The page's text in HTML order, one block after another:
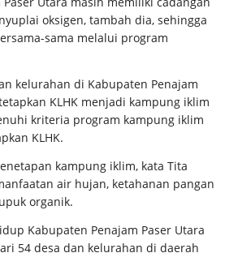
oksigen, tambah dia, sehingga
sama melalui program
kelurahan di Kabupaten Penajam
KLHK menjadi kampung iklim
kriteria program kampung iklim
KLHK.
kampung iklim, kata Tita
air hujan, ketahanan pangan
organik.
Kabupaten Penajam Paser Utara
54 desa dan kelurahan di daerah